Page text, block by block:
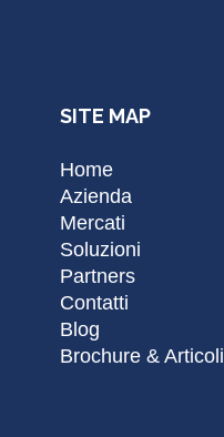
SITE MAP
Home
Azienda
Mercati
Soluzioni
Partners
Contatti
Blog
Brochure & Articoli